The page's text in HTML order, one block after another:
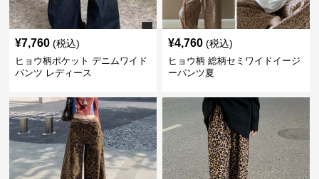
¥7,760 (税込)
ヒョウ柄ポケット デニムワイド
パンツ レディース
¥4,760 (税込)
ヒョウ柄 総柄セミワイドイージ
ーパンツ夏